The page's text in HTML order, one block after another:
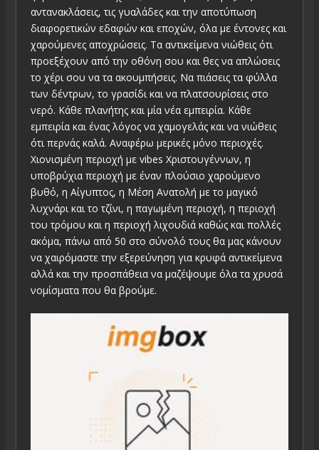
αντανακλάσεις, τις γυαλάδες και την αποτύπωση
διαφορετικών εδαφών και εποχών, όλα με έντονες και
χαρούμενες αποχρώσεις. Τα αντικείμενα νιώθεις ότι
προεξέχουν από την οθόνη σου και θες να απλώσεις
το χέρι σου να τα ακουμπήσεις. Να πιάσεις τα φύλλα
των δέντρων, το γρασίδι και να πλατσουρίσεις στο
νερό. Κάθε πλανήτης και μία νέα εμπειρία. Κάθε
εμπειρία και ένας λόγος να χαμογελάς και να νιώθεις
ότι περνάς καλά. Αναφέρω μερικές μόνο περιοχές.
Χιονισμένη περιοχή με vibes Χριστουγέννων, η
υποβρύχια περιοχή με έναν πλούσιο χαρούμενο
βυθό, η Αίγυπτος, η Μέση Ανατολή με το μαγικό
λυχνάρι και το τζίνι, η παγωμένη περιοχή, η περιοχή
του τρόμου και η περιοχή λιχουδιά καθώς και πολλές
ακόμα, πάνω από 50 στο σύνολό τους θα μας κάνουν
να χαιρόμαστε την εξερεύνηση για κρυφά αντικείμενα
αλλά και την προσπάθεια να μαζέψουμε όλα τα χρυσά
νομίσματα που θα βρούμε.